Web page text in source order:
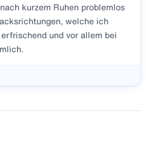
kurzem Ruhen problemlos
welche ich
und vor allem bei